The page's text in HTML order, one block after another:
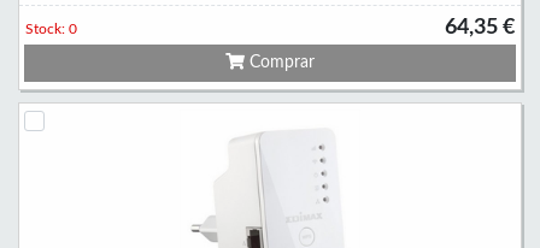
64,35 €
Stock: 0
Comprar